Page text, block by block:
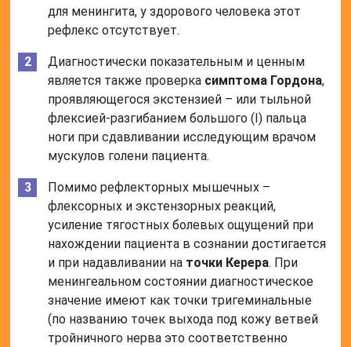
для менингита, у здорового человека этот
рефлекс отсутствует.
Диагностически показательным и ценным
является также проверка симптома Гордона,
проявляющегося экстензией – или тыльной
флексией-разгибанием большого (I) пальца
ноги при сдавливании исследующим врачом
мускулов голени пациента.
Помимо рефлекторных мышечных –
флексорных и экстензорных реакций,
усиление тягостных болевых ощущений при
нахождении пациента в сознании достигается
и при надавливании на точки Керера. При
менингеальном состоянии диагностическое
значение имеют как точки тригеминальные
(по названию точек выхода под кожу ветвей
тройничного нерва это соответственно